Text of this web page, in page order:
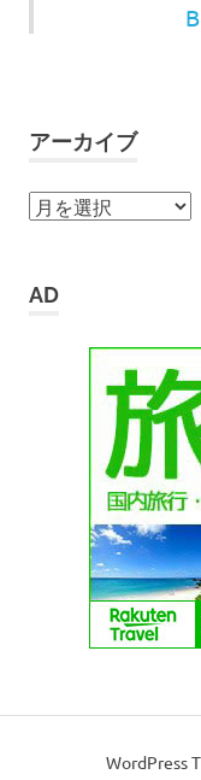
アーカイブ
ア
イ
AD
WordPress